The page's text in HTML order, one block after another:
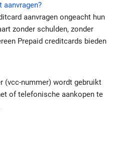
aanvragen?
aanvragen ongeacht hun
zonder schulden, zonder
Prepaid creditcards bieden
(vcc-nummer) wordt gebruikt
of telefonische aankopen te